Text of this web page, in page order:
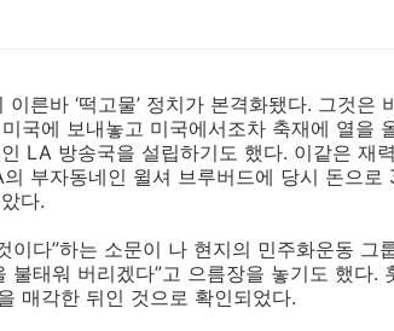
른바 ‘떡고물’ 정치가 본격화됐다. 그것은
국에 보내놓고 미국에서조차 축재에 열을
LA 방송국을 설립하기도 했다. 이같은 재
부자동네인 윌셔 브루버드에 당시 돈으
다.
다”하는 소문이 나 현지의 민주화운동 그
태워 버리겠다”고 으름장을 놓기도 했다.
매각한 뒤인 것으로 확인되었다.